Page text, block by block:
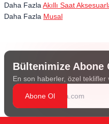
Daha Fazla Akıllı Saat
Daha Fazla Musal
Bültenimize Abone
En son haberler, özel
Abone Ol